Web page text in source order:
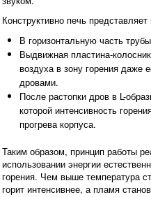
Конструктивно печь
В горизонтальную часть
Выдвижная пластина-
воздуха в зону горения даже
дровами.
После растопки дров в L-
которой интенсивность
прогрева корпуса.
Таким образом, принцип работы
использовании энергии
горения. Чем выше температура
горит интенсивнее, а пламя